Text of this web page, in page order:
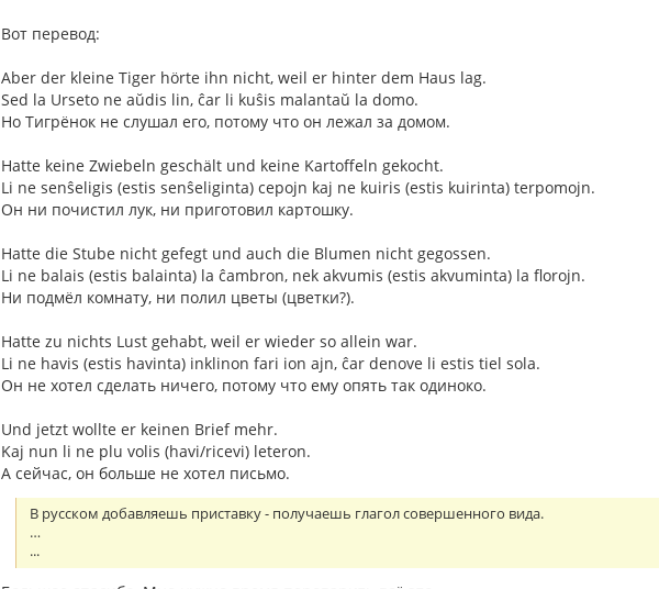
Вот перевод:
Aber der kleine Tiger hörte ihn nicht, weil er hinter dem Haus lag.
Sed la Urseto ne aŭdis lin, ĉar li kuŝis malantaŭ la domo.
Но Тигрёнок не слушал его, потому что он лежал за домом.
Hatte keine Zwiebeln geschält und keine Kartoffeln gekocht.
Li ne senŝeligis (estis senŝeliginta) cepojn kaj ne kuiris (estis kuirinta) terpomojn.
Он ни почистил лук, ни приготовил картошку.
Hatte die Stube nicht gefegt und auch die Blumen nicht gegossen.
Li ne balais (estis balainta) la ĉambron, nek akvumis (estis akvuminta) la florojn.
Ни подмёл комнату, ни полил цветы (цветки?).
Hatte zu nichts Lust gehabt, weil er wieder so allein war.
Li ne havis (estis havinta) inklinon fari ion ajn, ĉar denove li estis tiel sola.
Он не хотел сделать ничего, потому что ему опять так одиноко.
Und jetzt wollte er keinen Brief mehr.
Kaj nun li ne plu volis (havi/ricevi) leteron.
А сейчас, он больше не хотел письмо.
В русском добавляешь приставку - получаешь глагол совершенного вида.
…
...